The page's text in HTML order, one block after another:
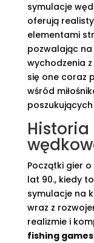
symulacje
oferują
elementami
pozwalając
wychodzenia
się one coraz
wśród
Początki gier
lat 90., kiedy
symulacje na
wraz z
realizmie i
fishing games